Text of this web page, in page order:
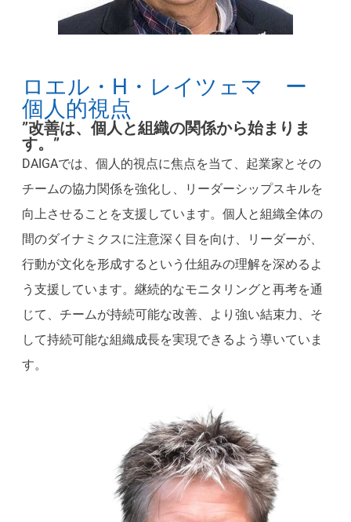
ロエル・H・レイツェマ ー
個人的視点
”改善は、個人と組織の関係から始まりま
す。”
DAIGAでは、個人的視点に焦点を当て、起業家とその
チームの協力関係を強化し、リーダーシップスキルを
向上させることを支援しています。個人と組織全体の
間のダイナミクスに注意深く目を向け、リーダーが、
行動が文化を形成するという仕組みの理解を深めるよ
う支援しています。継続的なモニタリングと再考を通
じて、チームが持続可能な改善、より強い結束力、そ
して持続可能な組織成長を実現できるよう導いていま
す。